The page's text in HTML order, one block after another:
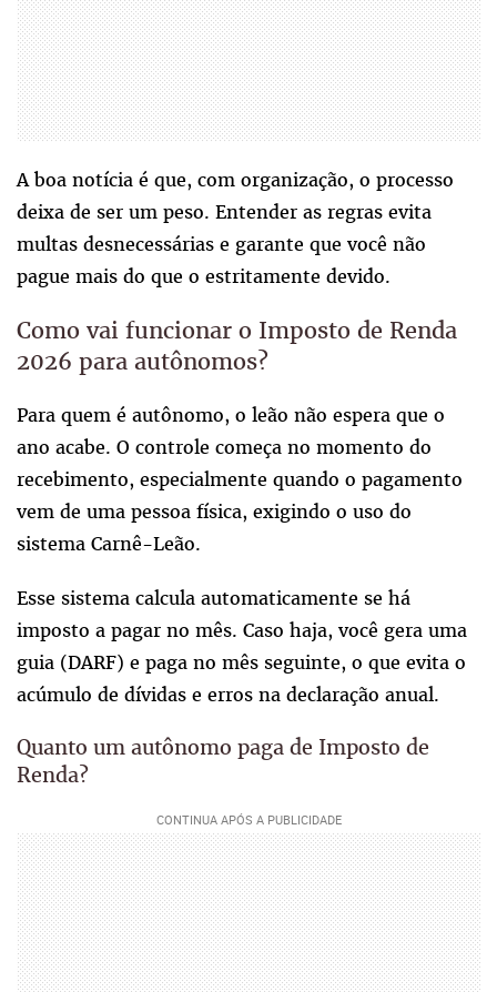
A boa notícia é que, com organização, o processo
deixa de ser um peso. Entender as regras evita
multas desnecessárias e garante que você não
pague mais do que o estritamente devido.
Como vai funcionar o Imposto de Renda
2026 para autônomos?
Para quem é autônomo, o leão não espera que o
ano acabe. O controle começa no momento do
recebimento, especialmente quando o pagamento
vem de uma pessoa física, exigindo o uso do
sistema Carnê-Leão.
Esse sistema calcula automaticamente se há
imposto a pagar no mês. Caso haja, você gera uma
guia (DARF) e paga no mês seguinte, o que evita o
acúmulo de dívidas e erros na declaração anual.
Quanto um autônomo paga de Imposto de
Renda?